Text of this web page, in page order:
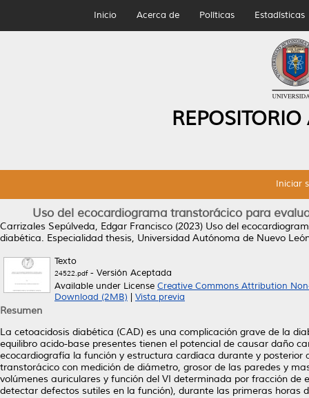
Inicio Acerca de Políticas Estadísticas
Iniciar
Uso del ecocardiograma transtorácico para
Carrizales Sepúlveda, Edgar Francisco (2023) Uso del
diabética. Especialidad thesis, Universidad Autónoma de Nuevo
Texto
24522.pdf- Versión Aceptada
Available under License Creative Commons Attribution
Download (2MB)
Vista previa
Resumen
La cetoacidosis diabética (CAD) es una complicación grave de la
equilibro acido-base presentes tienen el potencial de causar daño
ecocardiografía la función y estructura cardíaca durante y
transtorácico con medición de diámetro, grosor de las paredes y
volúmenes auriculares y función del VI determinada por fracción de
detectar defectos sutiles en la función), durante las primeras horas